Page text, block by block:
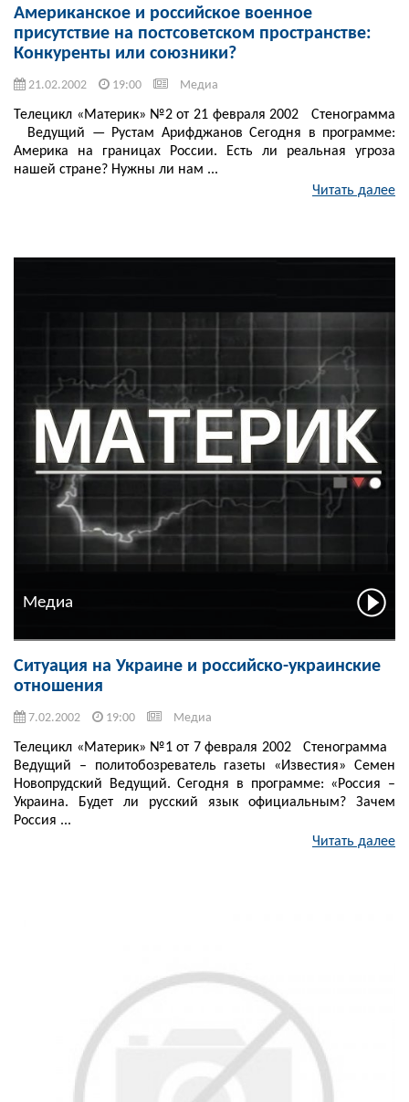
Американское и российское военное
присутствие на постсоветском пространстве:
Конкуренты или союзники?
21.02.2002 19:00 Медиа
Телецикл «Материк» №2 от 21 февраля 2002 Стенограмма
Ведущий — Рустам Арифджанов Сегодня в программе:
Америка на границах России. Есть ли реальная угроза
нашей стране? Нужны ли нам ...
Читать далее
Медиа
Ситуация на Украине и российско-украинские
отношения
7.02.2002 19:00 Медиа
Телецикл «Материк» №1 от 7 февраля 2002 Стенограмма
Ведущий – политобозреватель газеты «Известия» Семен
Новопрудский Ведущий. Сегодня в программе: «Россия –
Украина. Будет ли русский язык официальным? Зачем
Россия ...
Читать далее